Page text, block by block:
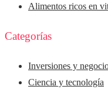
Alimentos ricos en
Categorías
Inversiones y
Ciencia y tecnología